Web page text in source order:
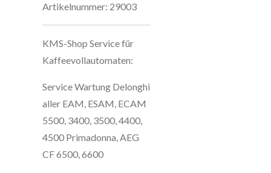
Artikelnummer: 29003
KMS-Shop Service für
Kaffeevollautomaten:
Service Wartung Delonghi
aller EAM, ESAM, ECAM
5500, 3400, 3500, 4400,
4500 Primadonna, AEG
CF 6500, 6600